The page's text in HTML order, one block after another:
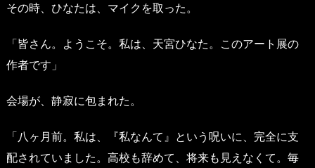
その時、ひなたは、マイクを取った。
「皆さん。ようこそ。私は、天宮ひなた。このアート展の
作者です」
会場が、静寂に包まれた。
「八ヶ月前。私は、『私なんて』という呪いに、完全に支
配されていました。高校も辞めて、将来も見えなくて。毎